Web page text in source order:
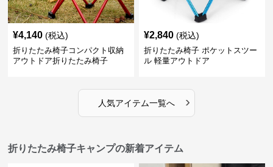
¥4,140 (税込)
折りたたみ椅子コンパクト収納
アウトドア折りたたみ椅子
¥2,840 (税込)
折りたたみ椅子 ポケットスツー
ル 軽量アウトドア
人気アイテム一覧へ ›
折りたたみ椅子キャンプの新着アイテム